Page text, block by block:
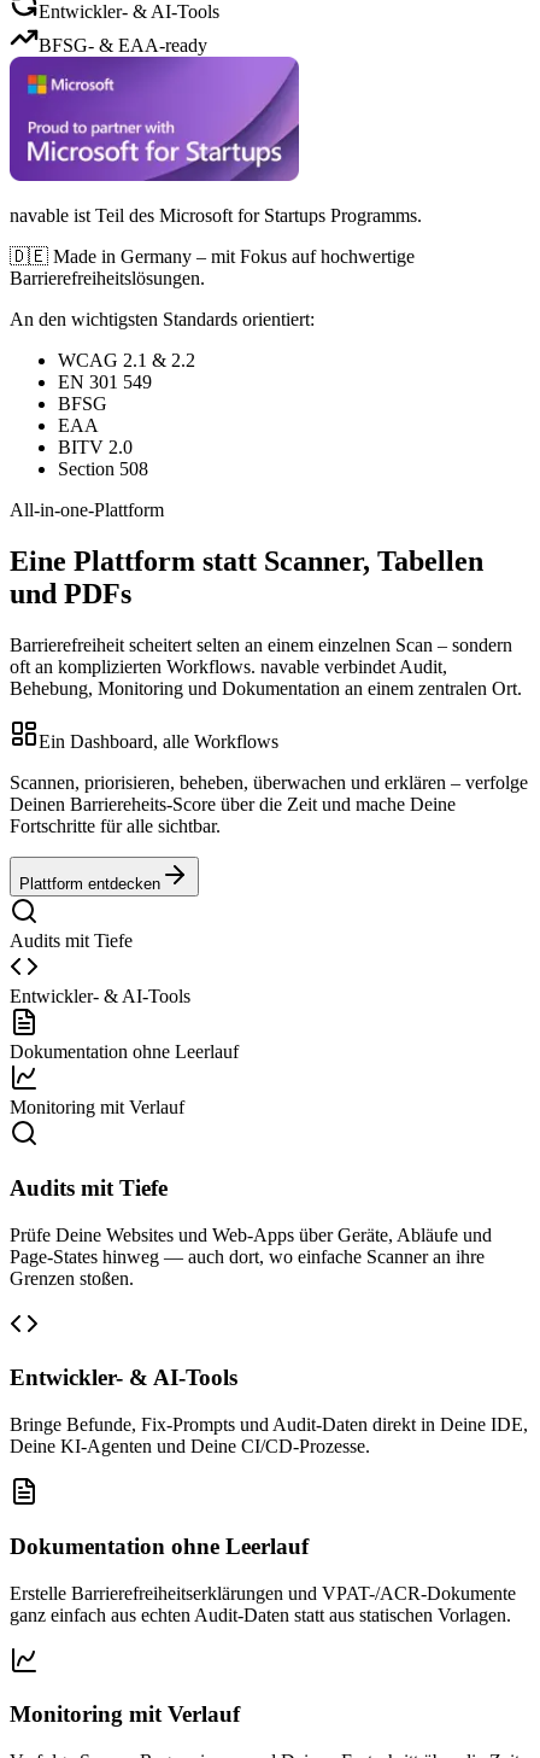
Entwickler- & AI-Tools
BFSG- & EAA-ready
navable ist Teil des Microsoft for Startups Programms.
🇩🇪 Made in Germany – mit Fokus auf hochwertige
Barrierefreiheitslösungen.
An den wichtigsten Standards orientiert:
WCAG 2.1 & 2.2
EN 301 549
BFSG
EAA
BITV 2.0
Section 508
All-in-one-Plattform
Eine Plattform statt Scanner, Tabellen
und PDFs
Barrierefreiheit scheitert selten an einem einzelnen Scan – sondern
oft an komplizierten Workflows. navable verbindet Audit,
Behebung, Monitoring und Dokumentation an einem zentralen Ort.
Ein Dashboard, alle Workflows
Scannen, priorisieren, beheben, überwachen und erklären – verfolge
Deinen Barriereheits-Score über die Zeit und mache Deine
Fortschritte für alle sichtbar.
Plattform entdecken
Audits mit Tiefe
Entwickler- & AI-Tools
Dokumentation ohne Leerlauf
Monitoring mit Verlauf
Audits mit Tiefe
Prüfe Deine Websites und Web-Apps über Geräte, Abläufe und
Page-States hinweg — auch dort, wo einfache Scanner an ihre
Grenzen stoßen.
Entwickler- & AI-Tools
Bringe Befunde, Fix-Prompts und Audit-Daten direkt in Deine IDE,
Deine KI-Agenten und Deine CI/CD-Prozesse.
Dokumentation ohne Leerlauf
Erstelle Barrierefreiheitserklärungen und VPAT-/ACR-Dokumente
ganz einfach aus echten Audit-Daten statt aus statischen Vorlagen.
Monitoring mit Verlauf